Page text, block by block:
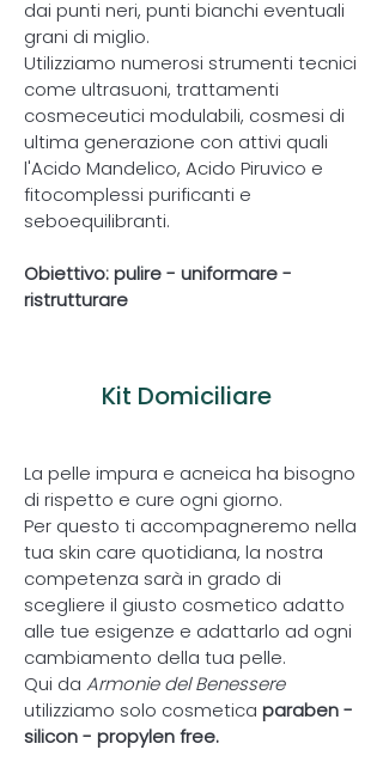
dai punti neri, punti bianchi eventuali
grani di miglio.
Utilizziamo numerosi strumenti tecnici
come ultrasuoni, trattamenti
cosmeceutici modulabili, cosmesi di
ultima generazione con attivi quali
l'Acido Mandelico, Acido Piruvico e
fitocomplessi purificanti e
seboequilibranti.
Obiettivo: pulire - uniformare -
ristrutturare
Kit Domiciliare
La pelle impura e acneica ha bisogno
di rispetto e cure ogni giorno.
Per questo ti accompagneremo nella
tua skin care quotidiana, la nostra
competenza sarà in grado di
scegliere il giusto cosmetico adatto
alle tue esigenze e adattarlo ad ogni
cambiamento della tua pelle.
Qui da Armonie del Benessere
utilizziamo solo cosmetica paraben -
silicon - propylen free.